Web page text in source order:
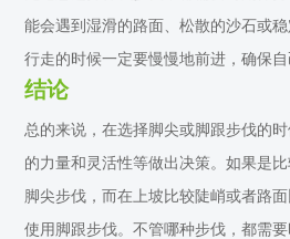
能会遇到湿滑的路面、松散的沙石或
行走的时候一定要慢慢地前进，确保自
结论
总的来说，在选择脚尖或脚跟步伐的
的力量和灵活性等做出决策。如果是
脚尖步伐，而在上坡比较陡峭或者路
使用脚跟步伐。不管哪种步伐，都需